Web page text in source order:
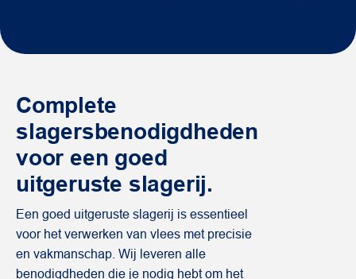
Complete
slagersbenodigdheden
voor een goed
uitgeruste slagerij.
Een goed uitgeruste slagerij is essentieel
voor het verwerken van vlees met precisie
en vakmanschap. Wij leveren alle
benodigdheden die je nodig hebt om het